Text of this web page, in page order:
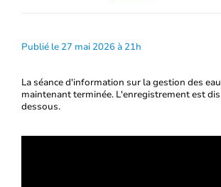
Publié le 27 mai 2026 à 21h
La séance d'information sur la gestion des
maintenant terminée. L'enregistrement est
dessous.